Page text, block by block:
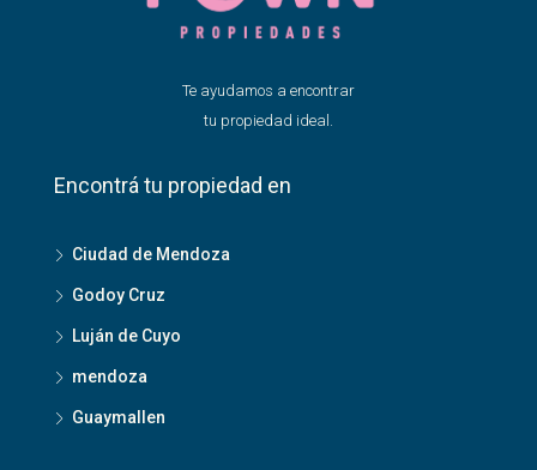
Te ayudamos a encontrar
tu propiedad ideal.
Encontrá tu propiedad en
Ciudad de Mendoza
Godoy Cruz
Luján de Cuyo
mendoza
Guaymallen